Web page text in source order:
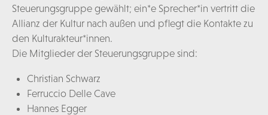
Steuerungsgruppe gewählt; ein*e Sprecher*in vertritt die
Allianz der Kultur nach außen und pflegt die Kontakte zu
den Kulturakteur*innen.
Die Mitglieder der Steuerungsgruppe sind:
Christian Schwarz
Ferruccio Delle Cave
Hannes Egger